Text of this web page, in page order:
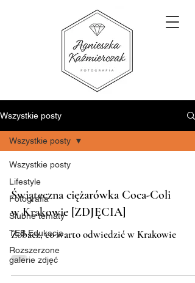
Wszystkie posty
Wszystkie posty
Lifestyle
Fotografia
Ślubne tematy
TEB Edukacja
Rozszerzone
galerie zdjęć
Wszystkie posty
Świąteczna ciężarówka Coca-Coli
w Krakowie [ZDJĘCIA]
Zobacz, co warto odwiedzić w Krakowie